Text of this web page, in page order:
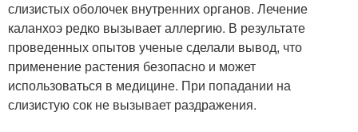
слизистых оболочек внутренних органов. Лечение
каланхоэ редко вызывает аллергию. В результате
проведенных опытов ученые сделали вывод, что
применение растения безопасно и может
использоваться в медицине. При попадании на
слизистую сок не вызывает раздражения.